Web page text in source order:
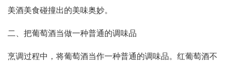
美酒美食碰撞出的美味奥妙。
二、把葡萄酒当做一种普通的调味品
烹调过程中，将葡萄酒当作一种普通的调味品。红葡萄酒不